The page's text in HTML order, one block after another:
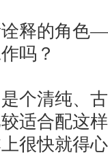
释的角色
吗？
清纯、古
适合配这
很快就得